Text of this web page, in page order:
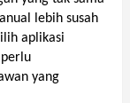
lebih susah
aplikasi
yang